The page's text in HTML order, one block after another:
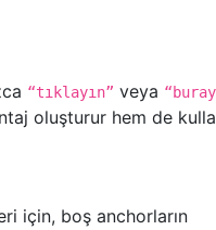
“tıklayın” veya
oluşturur hem de
için, boş anchorların